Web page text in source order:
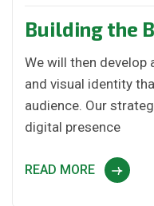
Building the
We will then develop
and visual identity
audience. Our
digital presence
READ MORE